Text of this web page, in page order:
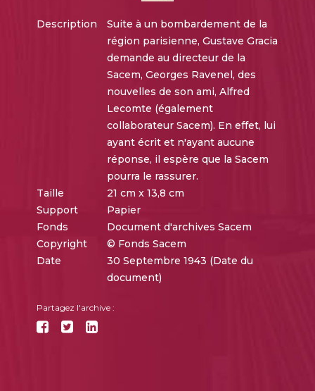
Description
Suite à un bombardement de la
région parisienne, Gustave Gracia
demande au directeur de la
Sacem, Georges Ravenel, des
nouvelles de son ami, Alfred
Lecomte (également
collaborateur Sacem). En effet, lui
ayant écrit et n'ayant aucune
réponse, il espère que la Sacem
pourra le rassurer.
Taille
21 cm x 13,8 cm
Support
Papier
Fonds
Document d'archives Sacem
Copyright
© Fonds Sacem
Date
30 Septembre 1943 (Date du
document)
Partagez l'archive :